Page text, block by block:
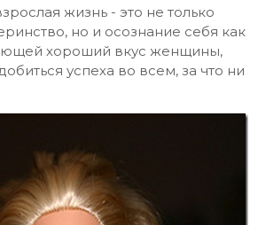
жизнь - это не только
но и осознание себя как
хороший вкус женщины,
успеха во всем, за что ни